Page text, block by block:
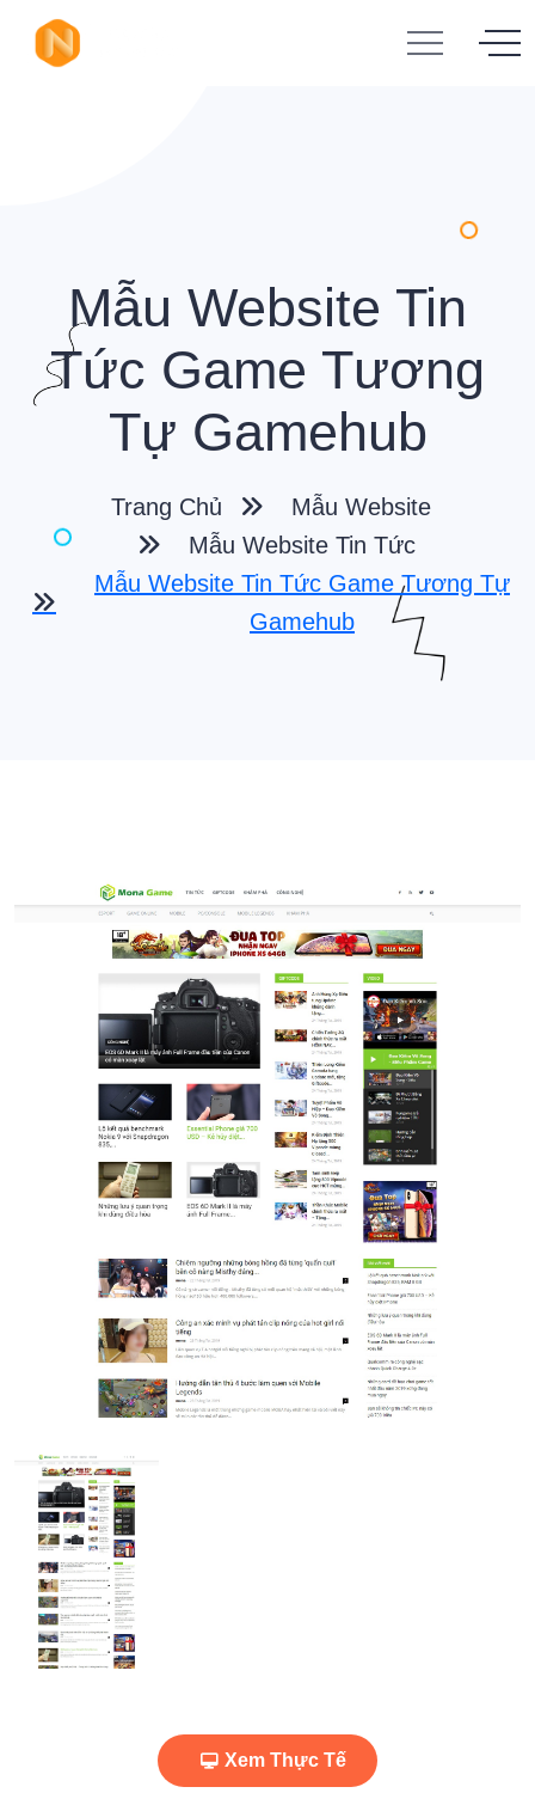
Mẫu Website Tin
Tức Game Tương
Tự Gamehub
Trang Chủ
Mẫu Website
Mẫu Website Tin Tức
Mẫu Website Tin Tức Game Tương Tự
Gamehub
Xem Thực Tế